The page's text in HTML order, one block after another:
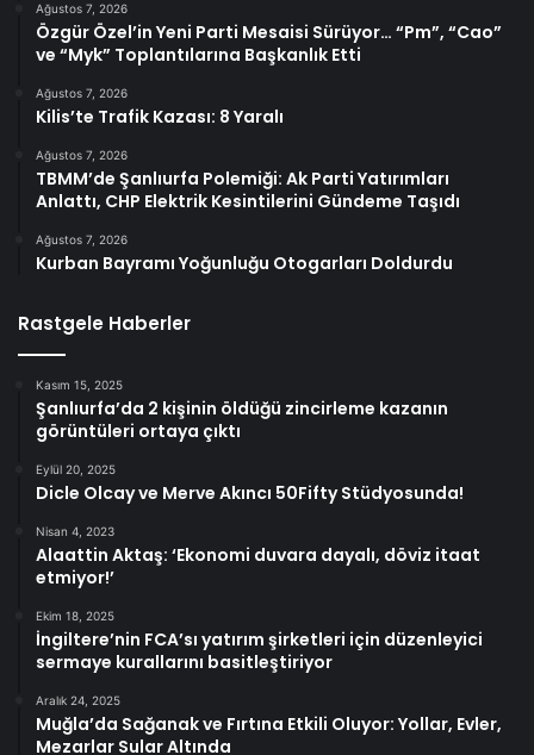
Ağustos 7, 2026
Özgür Özel’in Yeni Parti Mesaisi Sürüyor… “Pm”, “Cao”
ve “Myk” Toplantılarına Başkanlık Etti
Ağustos 7, 2026
Kilis’te Trafik Kazası: 8 Yaralı
Ağustos 7, 2026
TBMM’de Şanlıurfa Polemiği: Ak Parti Yatırımları
Anlattı, CHP Elektrik Kesintilerini Gündeme Taşıdı
Ağustos 7, 2026
Kurban Bayramı Yoğunluğu Otogarları Doldurdu
Rastgele Haberler
Kasım 15, 2025
Şanlıurfa’da 2 kişinin öldüğü zincirleme kazanın
görüntüleri ortaya çıktı
Eylül 20, 2025
Dicle Olcay ve Merve Akıncı 50Fifty Stüdyosunda!
Nisan 4, 2023
Alaattin Aktaş: ‘Ekonomi duvara dayalı, döviz itaat
etmiyor!’
Ekim 18, 2025
İngiltere’nin FCA’sı yatırım şirketleri için düzenleyici
sermaye kurallarını basitleştiriyor
Aralık 24, 2025
Muğla’da Sağanak ve Fırtına Etkili Oluyor: Yollar, Evler,
Mezarlar Sular Altında